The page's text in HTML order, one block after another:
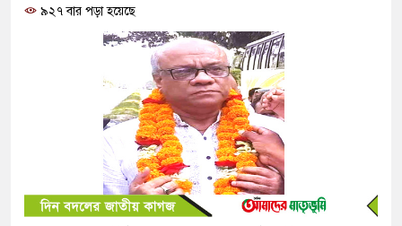
৯২৭ বার পড়া হয়েছে